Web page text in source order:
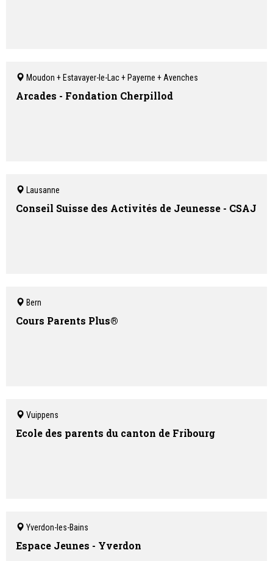
Moudon + Estavayer-le-Lac + Payerne + Avenches
Arcades - Fondation Cherpillod
Lausanne
Conseil Suisse des Activités de Jeunesse - CSAJ
Bern
Cours Parents Plus®
Vuippens
Ecole des parents du canton de Fribourg
Yverdon-les-Bains
Espace Jeunes - Yverdon